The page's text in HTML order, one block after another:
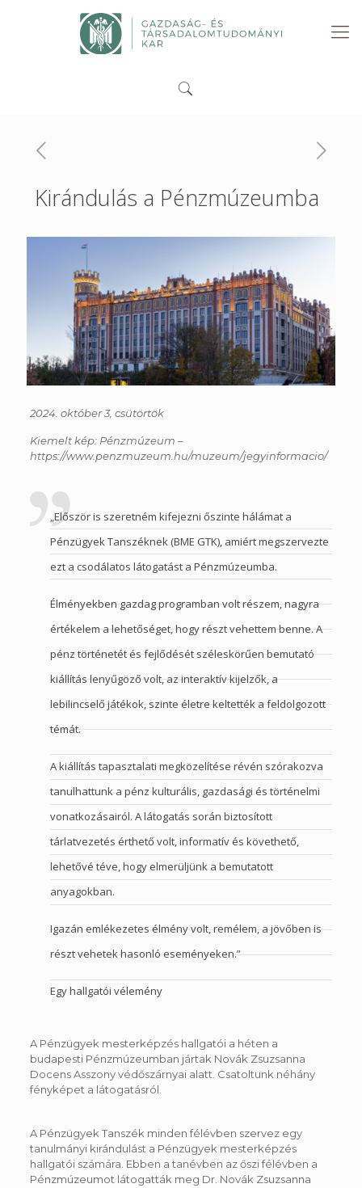
Kirándulás a Pénzmúzeumba
2024. október 3, csütörtök
Kiemelt kép: Pénzmúzeum –
https://www.penzmuzeum.hu/muzeum/jegyinformacio/
„Először is szeretném kifejezni őszinte hálámat a
Pénzügyek Tanszéknek (BME GTK), amiért megszervezte
ezt a csodálatos látogatást a Pénzmúzeumba.
Élményekben gazdag programban volt részem, nagyra
értékelem a lehetőséget, hogy részt vehettem benne. A
pénz történetét és fejlődését széleskörűen bemutató
kiállítás lenyűgöző volt, az interaktív kijelzők, a
lebilincselő játékok, szinte életre keltették a feldolgozott
témát.
A kiállítás tapasztalati megközelítése révén szórakozva
tanulhattunk a pénz kulturális, gazdasági és történelmi
vonatkozásairól. A látogatás során biztosított
tárlatvezetés érthető volt, informatív és követhető,
lehetővé téve, hogy elmerüljünk a bemutatott
anyagokban.
Igazán emlékezetes élmény volt, remélem, a jövőben is
részt vehetek hasonló eseményeken.”
Egy hallgatói vélemény
A Pénzügyek mesterképzés hallgatói a héten a
budapesti Pénzmúzeumban jártak Novák Zsuzsanna
Docens Asszony védőszárnyai alatt. Csatoltunk néhány
fényképet a látogatásról.
A Pénzügyek Tanszék minden félévben szervez egy
tanulmányi kirándulást a Pénzügyek mesterképzés
hallgatói számára. Ebben a tanévben az őszi félévben a
Pénzmúzeumot látogatták meg Dr. Novák Zsuzsanna